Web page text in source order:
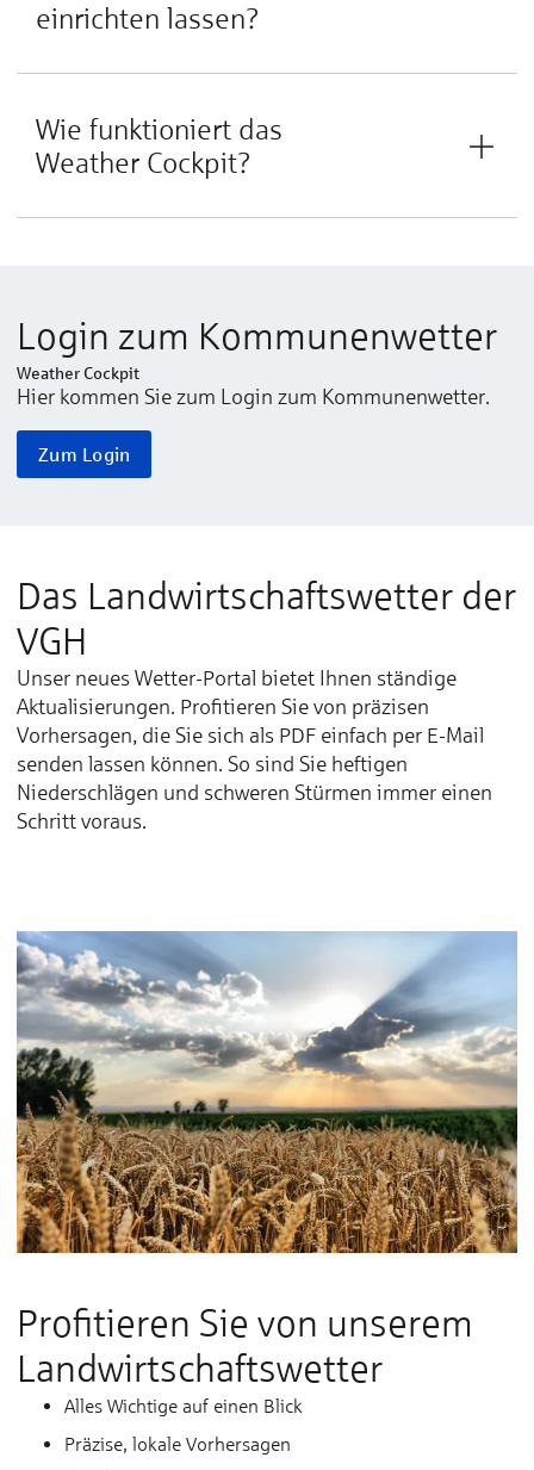
einrichten lassen?
Wie funktioniert das
Weather Cockpit?
Login zum Kommunenwetter
Weather Cockpit
Hier kommen Sie zum Login zum Kommunenwetter.
Zum Login
Das Landwirtschafts­wetter der
VGH
Unser neues Wetter-Portal bietet Ihnen ständige
Aktualisierungen. Profitieren Sie von präzisen
Vorhersagen, die Sie sich als PDF einfach per E-Mail
senden lassen können. So sind Sie heftigen
Niederschlägen und schweren Stürmen immer einen
Schritt voraus.
Profitieren Sie von un­se­rem
Land­wirt­schafts­wet­ter
Alles Wichtige auf einen Blick
Präzise, lokale Vorhersagen